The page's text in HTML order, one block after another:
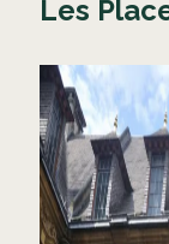
Les